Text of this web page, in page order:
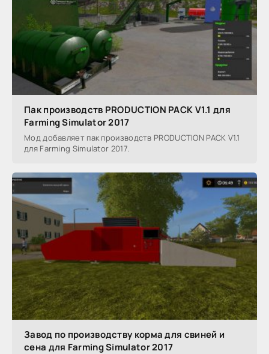
Пак производств PRODUCTION PACK V1.1 для
Farming Simulator 2017
Мод добавляет пак производств PRODUCTION PACK V1.1
для Farming Simulator 2017.
Завод по производству корма для свиней и
сена для Farming Simulator 2017